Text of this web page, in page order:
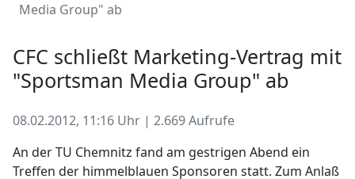
Media Group" ab
CFC schließt Marketing-Vertrag mit
"Sportsman Media Group" ab
08.02.2012, 11:16 Uhr | 2.669 Aufrufe
An der TU Chemnitz fand am gestrigen Abend ein
Treffen der himmelblauen Sponsoren statt. Zum Anlaß